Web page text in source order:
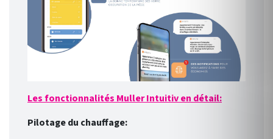
Les fonctionnalités Muller Intuitiv en détail:
Pilotage du chauffage: